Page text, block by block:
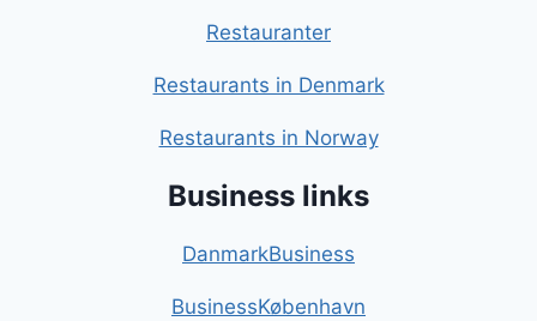
Restauranter
Restaurants in Denmark
Restaurants in Norway
Business links
DanmarkBusiness
BusinessKøbenhavn